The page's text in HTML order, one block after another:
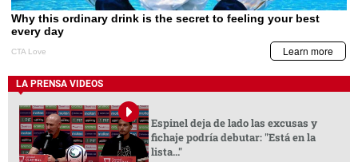
LA PRENSA VIDEOS
Espinel deja de lado las excusas y
fichaje podría debutar: "Está en la
lista..."